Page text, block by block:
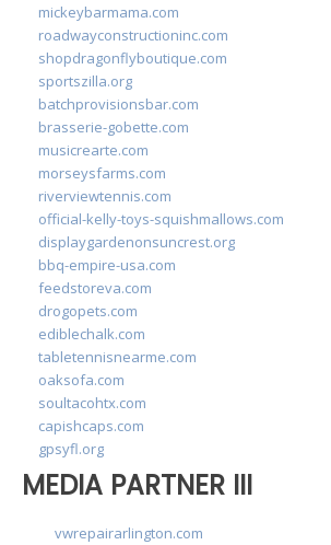
mickeybarmama.com
roadwayconstructioninc.com
shopdragonflyboutique.com
sportszilla.org
batchprovisionsbar.com
brasserie-gobette.com
musicrearte.com
morseysfarms.com
riverviewtennis.com
official-kelly-toys-squishmallows.com
displaygardenonsuncrest.org
bbq-empire-usa.com
feedstoreva.com
drogopets.com
ediblechalk.com
tabletennisnearme.com
oaksofa.com
soultacohtx.com
capishcaps.com
gpsyfl.org
MEDIA PARTNER III
vwrepairarlington.com